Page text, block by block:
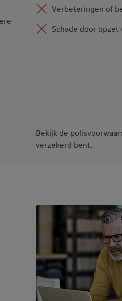
Verbeteringen of
Schade door
Bekijk de
verzekerd bent.